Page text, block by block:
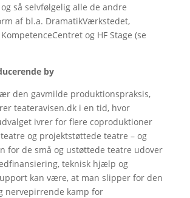
så selvfølgelig alle de andre
af bl.a. DramatikVærkstedet,
og HF Stage (se
by
den gavmilde produktionspraksis,
teateravisen.dk i en tid, hvor
ivrer for flere coproduktioner
og projektstøttede teatre – og
for de små og ustøttede teatre udover
teknisk hjælp og
kan være, at man slipper for den
nervepirrende kamp for